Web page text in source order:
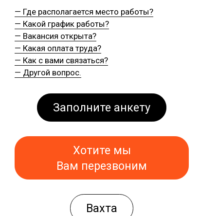
— Где располагается место работы?
— Какой график работы?
— Вакансия открыта?
— Какая оплата труда?
— Как с вами связаться?
— Другой вопрос.
Заполните анкету
Хотите мы
Вам перезвоним
Вахта